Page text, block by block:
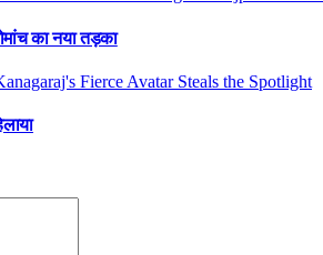
का नया तड़का